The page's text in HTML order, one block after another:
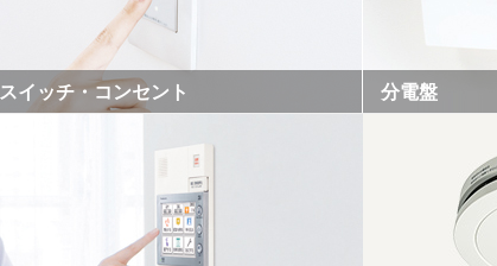
スイッチ・コンセント 分電盤